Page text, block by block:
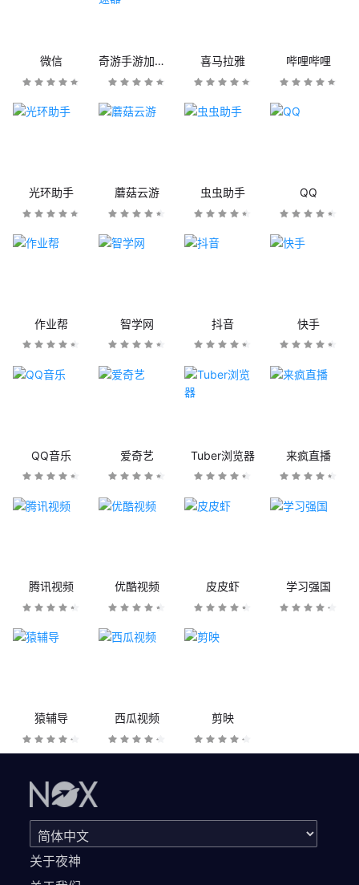
微信 奇游手游加速器 喜马拉雅 哔哩哔哩
光环助手 蘑菇云游 虫虫助手 QQ
作业帮 智学网 抖音 快手
QQ音乐 爱奇艺 Tuber浏览器 来疯直播
腾讯视频 优酷视频 皮皮虾 学习强国
猿辅导 西瓜视频 剪映
关于夜神